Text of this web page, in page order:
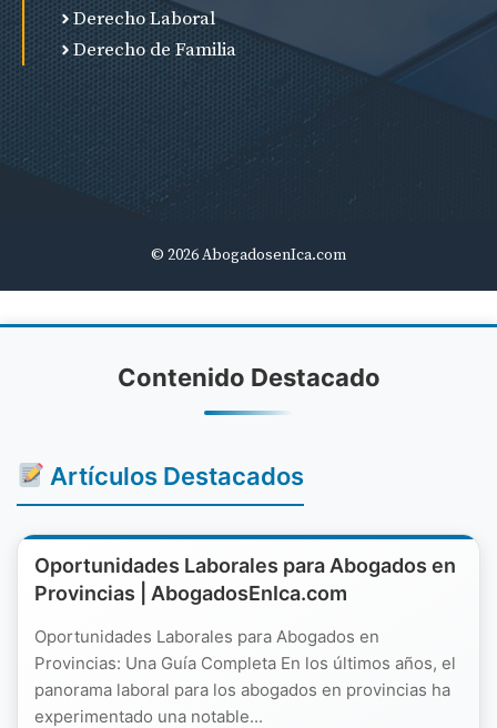
Derecho Laboral
Derecho de Familia
© 2026 AbogadosenIca.com
Contenido Destacado
Artículos Destacados
Oportunidades Laborales para Abogados en
Provincias | AbogadosEnIca.com
Oportunidades Laborales para Abogados en
Provincias: Una Guía Completa En los últimos años, el
panorama laboral para los abogados en provincias ha
experimentado una notable...